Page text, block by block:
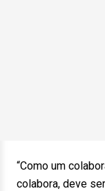
“Como um
colabora, deve